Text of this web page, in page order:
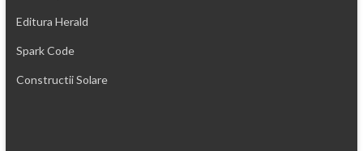
Editura Herald
Spark Code
Constructii Solare